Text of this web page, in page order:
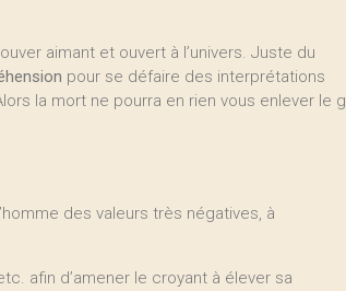
aimant et ouvert à l’univers. Juste du
pour se défaire des interprétations
la mort ne pourra en rien vous enlever le
des valeurs très négatives, à
afin d’amener le croyant à élever sa